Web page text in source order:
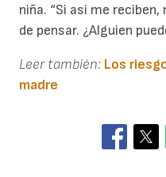
niña. “Si así me reciben,
de pensar. ¿Alguien
Leer también: Los
madre